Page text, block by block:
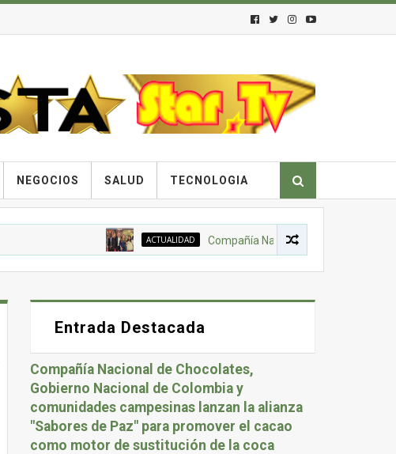
NEGOCIOS SALUD TECNOLOGIA
ACTUALIDAD Compañía Nacional de Chocolates,
Entrada Destacada
Compañía Nacional de Chocolates,
Gobierno Nacional de Colombia y
comunidades campesinas lanzan la alianza
"Sabores de Paz" para promover el cacao
como motor de sustitución de la coca